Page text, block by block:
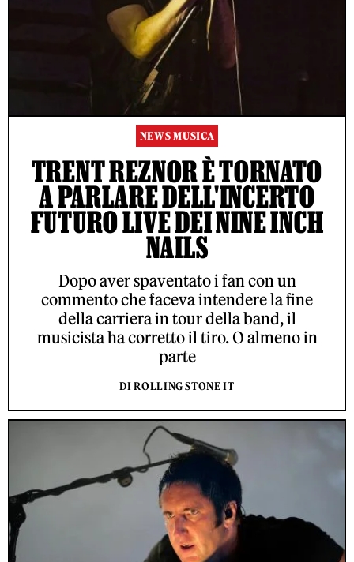
NEWS MUSICA
TRENT REZNOR È TORNATO
A PARLARE DELL'INCERTO
FUTURO LIVE DEI NINE INCH
NAILS
Dopo aver spaventato i fan con un
commento che faceva intendere la fine
della carriera in tour della band, il
musicista ha corretto il tiro. O almeno in
parte
DI ROLLING STONE IT